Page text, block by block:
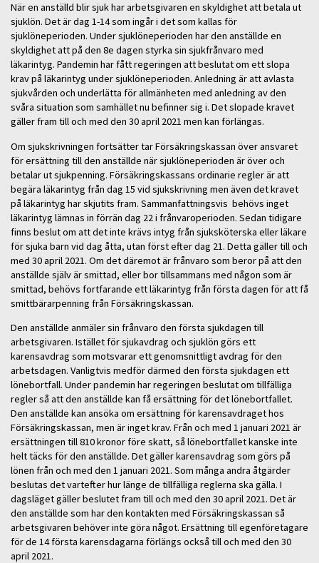
När en anställd blir sjuk har arbetsgivaren en skyldighet att betala ut
sjuklön. Det är dag 1-14 som ingår i det som kallas för
sjuklöneperioden. Under sjuklöneperioden har den anställde en
skyldighet att på den 8e dagen styrka sin sjukfrånvaro med
läkarintyg. Pandemin har fått regeringen att beslutat om ett slopa
krav på läkarintyg under sjuklöneperioden. Anledning är att avlasta
sjukvården och underlätta för allmänheten med anledning av den
svåra situation som samhället nu befinner sig i. Det slopade kravet
gäller fram till och med den 30 april 2021 men kan förlängas.
Om sjukskrivningen fortsätter tar Försäkringskassan över ansvaret
för ersättning till den anställde när sjuklöneperioden är över och
betalar ut sjukpenning. Försäkringskassans ordinarie regler är att
begära läkarintyg från dag 15 vid sjukskrivning men även det kravet
på läkarintyg har skjutits fram. Sammanfattningsvis behövs inget
läkarintyg lämnas in förrän dag 22 i frånvaroperioden. Sedan tidigare
finns beslut om att det inte krävs intyg från sjuksköterska eller läkare
för sjuka barn vid dag åtta, utan först efter dag 21. Detta gäller till och
med 30 april 2021. Om det däremot är frånvaro som beror på att den
anställde själv är smittad, eller bor tillsammans med någon som är
smittad, behövs fortfarande ett läkarintyg från första dagen för att få
smittbärarpenning från Försäkringskassan.
Den anställde anmäler sin frånvaro den första sjukdagen till
arbetsgivaren. Istället för sjukavdrag och sjuklön görs ett
karensavdrag som motsvarar ett genomsnittligt avdrag för den
arbetsdagen. Vanligtvis medför därmed den första sjukdagen ett
lönebortfall. Under pandemin har regeringen beslutat om tillfälliga
regler så att den anställde kan få ersättning för det lönebortfallet.
Den anställde kan ansöka om ersättning för karensavdraget hos
Försäkringskassan, men är inget krav. Från och med 1 januari 2021 är
ersättningen till 810 kronor före skatt, så lönebortfallet kanske inte
helt täcks för den anställde. Det gäller karensavdrag som görs på
lönen från och med den 1 januari 2021. Som många andra åtgärder
beslutas det vartefter hur länge de tillfälliga reglerna ska gälla. I
dagsläget gäller beslutet fram till och med den 30 april 2021. Det är
den anställde som har den kontakten med Försäkringskassan så
arbetsgivaren behöver inte göra något. Ersättning till egenföretagare
för de 14 första karensdagarna förlängs också till och med den 30
april 2021.